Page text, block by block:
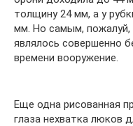
толщину 24 мм, а у
мм. Но самым,
являлось совершенно
времени вооружение.
Еще одна рисованная
глаза нехватка люков